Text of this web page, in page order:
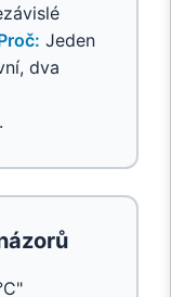
Jeden
dva